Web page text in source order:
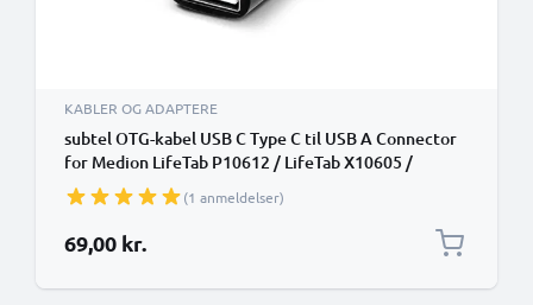
KABLER OG ADAPTERE
subtel OTG-kabel USB C Type C til USB A Connector
for Medion LifeTab P10612 / LifeTab X10605 /
LifeTab X10607 OTG 2.0 Adapter
(1 anmeldelser)
69,00 kr.